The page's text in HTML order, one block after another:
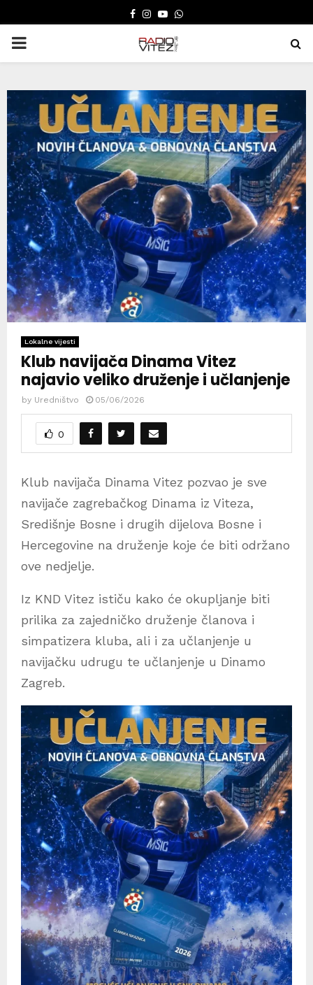
FACEBOOK
INSTAGRAM
YOUTUBE
WHATSAPP
PRIMARY
Lokalne vijesti
Klub navijača Dinama Vitez
najavio veliko druženje i učlanjenje
by Uredništvo 05/06/2026
0
Klub navijača Dinama Vitez pozvao je sve
navijače zagrebačkog Dinama iz Viteza,
Središnje Bosne i drugih dijelova Bosne i
Hercegovine na druženje koje će biti održano
ove nedjelje.
Iz KND Vitez ističu kako će okupljanje biti
prilika za zajedničko druženje članova i
simpatizera kluba, ali i za učlanjenje u
navijačku udrugu te učlanjenje u Dinamo
Zagreb.